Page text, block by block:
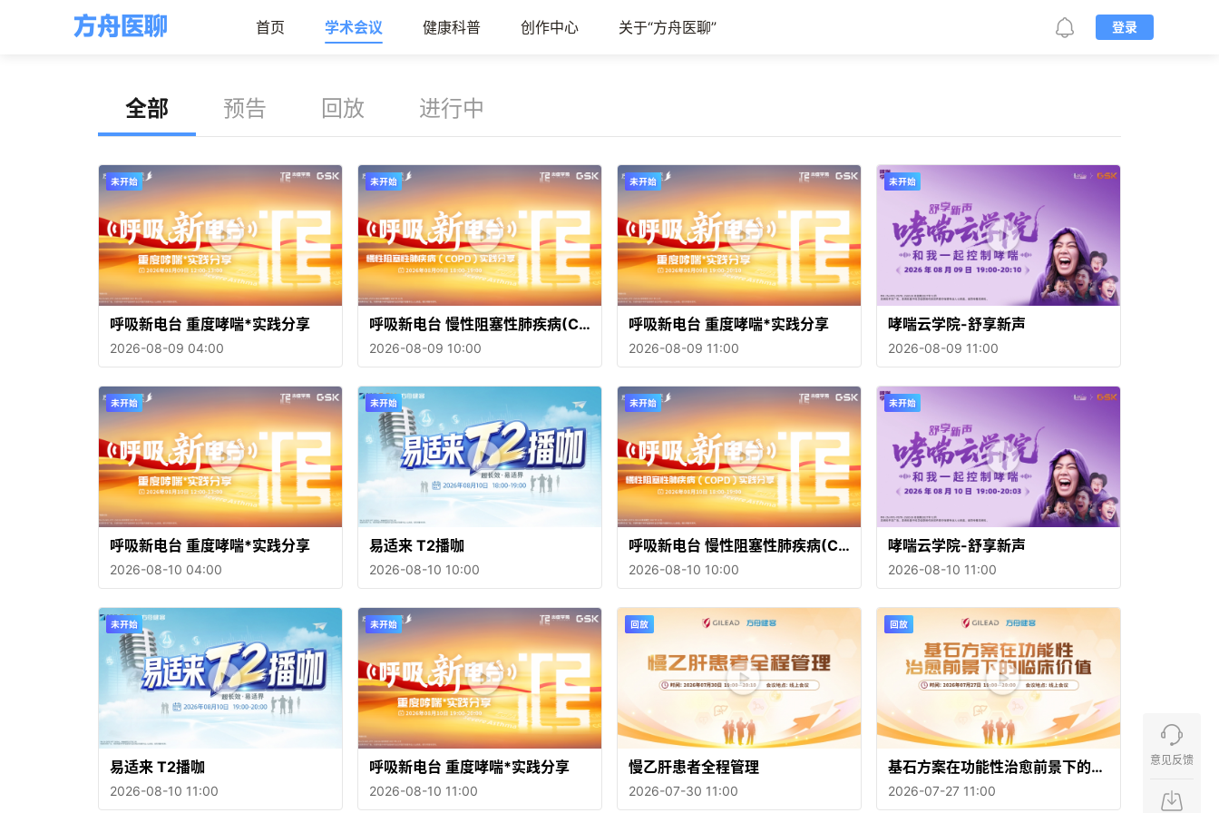
首页 学术会议 健康科普 创作中心 关于“方舟医聊” 登录
全部 预告 回放 进行中
呼吸新电台 重度哮喘*实践分享
2026-08-09 04:00
呼吸新电台 慢性阻塞性肺疾病(CO
PD)实践分享
2026-08-09 10:00
呼吸新电台 重度哮喘*实践分享
2026-08-09 11:00
哮喘云学院-舒享新声
2026-08-09 11:00
呼吸新电台 重度哮喘*实践分享
2026-08-10 04:00
易适来 T2播咖
2026-08-10 10:00
呼吸新电台 慢性阻塞性肺疾病(CO
PD)实践分享
2026-08-10 10:00
哮喘云学院-舒享新声
2026-08-10 11:00
易适来 T2播咖
2026-08-10 11:00
呼吸新电台 重度哮喘*实践分享
2026-08-10 11:00
慢乙肝患者全程管理
2026-07-30 11:00
基石方案在功能性治愈前景下的临
床价值
2026-07-27 11:00
意见反馈